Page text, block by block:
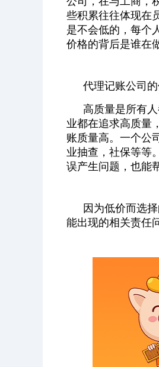
些积累往往体现在
是不会低的，每个
价格的背后是谁在
代理记账公司
高质量是所有
业都在追求高质量
账质量高。一个公
业抽查，社保等等
误产生问题，也能
因为低价而选
能出现的相关责任